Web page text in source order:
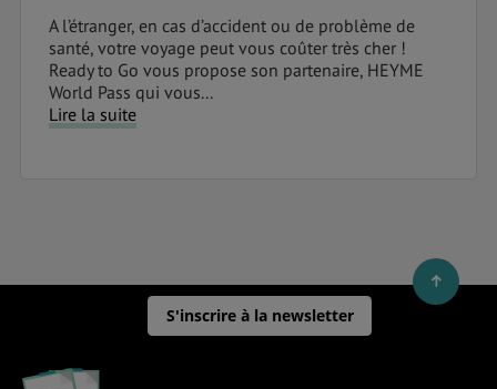
A l’étranger, en cas d’accident ou de problème de
santé, votre voyage peut vous coûter très cher !
Ready to Go vous propose son partenaire, HEYME
World Pass qui vous...
Lire la suite
S'inscrire à la newsletter